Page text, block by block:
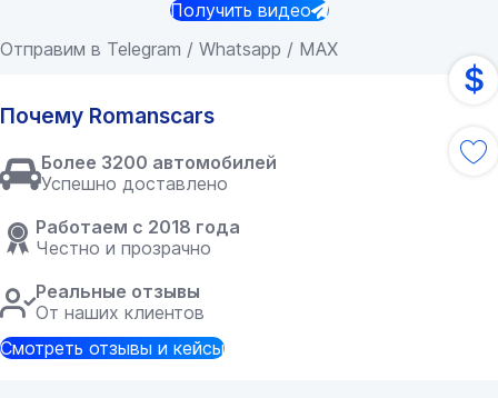
Получить видео
Отправим в Telegram / Whatsapp / MAX
Почему Romanscars
Более 3200 автомобилей
Успешно доставлено
Работаем с 2018 года
Честно и прозрачно
Реальные отзывы
От наших клиентов
Смотреть отзывы и кейсы
$